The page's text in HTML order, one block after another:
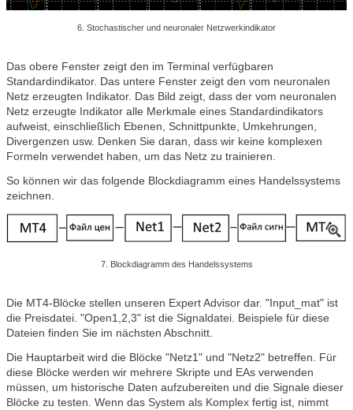
6. Stochastischer und neuronaler Netzwerkindikator
Das obere Fenster zeigt den im Terminal verfügbaren
Standardindikator. Das untere Fenster zeigt den vom neuronalen
Netz erzeugten Indikator. Das Bild zeigt, dass der vom neuronalen
Netz erzeugte Indikator alle Merkmale eines Standardindikators
aufweist, einschließlich Ebenen, Schnittpunkte, Umkehrungen,
Divergenzen usw. Denken Sie daran, dass wir keine komplexen
Formeln verwendet haben, um das Netz zu trainieren.
So können wir das folgende Blockdiagramm eines Handelssystems
zeichnen.
7. Blockdiagramm des Handelssystems
Die MT4-Blöcke stellen unseren Expert Advisor dar. "Input_mat" ist
die Preisdatei. "Open1,2,3" ist die Signaldatei. Beispiele für diese
Dateien finden Sie im nächsten Abschnitt.
Die Hauptarbeit wird die Blöcke "Netz1" und "Netz2" betreffen. Für
diese Blöcke werden wir mehrere Skripte und EAs verwenden
müssen, um historische Daten aufzubereiten und die Signale dieser
Blöcke zu testen. Wenn das System als Komplex fertig ist, nimmt